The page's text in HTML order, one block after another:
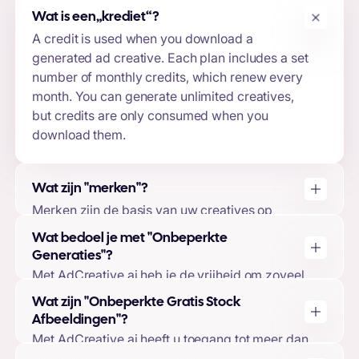
Wat is een„krediet“?
A credit is used when you download a
generated ad creative. Each plan includes a set
number of monthly credits, which renew every
month. You can generate unlimited creatives,
but credits are only consumed when you
download them.
Wat zijn "merken"?
Merken zijn de basis van uw creatives op
AdCreative.ai. Door een merk aan te maken,
kunt u uw logo, merkkleuren en
merkbeschrijvingen uploaden en uw
ons machine-learning model uw creatieve
ontwerpen en voorspellingen afstemmen op uw
merk, waardoor de hoogste kwaliteit output
Wat bedoel je met "Onbeperkte
Generaties"?
Met AdCreative.ai heb je de vrijheid om zoveel
creatives te genereren als je wilt, ongeacht of je
al je downloads hebt gebruikt of niet. Je
gebruikt je downloads alleen wanneer je ervoor
Wat zijn "Onbeperkte Gratis Stock
Afbeeldingen"?
Met AdCreative.ai heeft u toegang tot meer dan